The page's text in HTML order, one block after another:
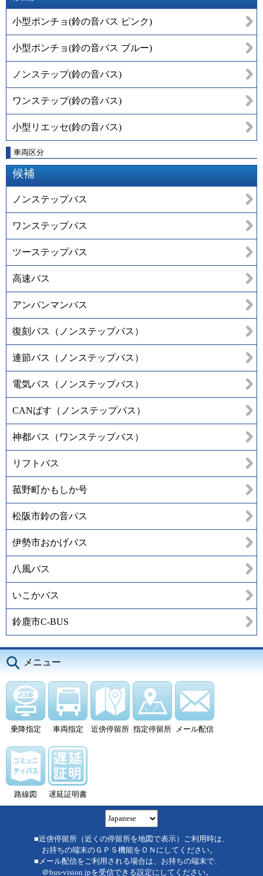
小型ポンチョ(鈴の音バス ピンク)
小型ポンチョ(鈴の音バス ブルー)
ノンステップ(鈴の音バス)
ワンステップ(鈴の音バス)
小型リエッセ(鈴の音バス)
車両区分
候補
ノンステップバス
ワンステップバス
ツーステップバス
高速バス
アンパンマンバス
復刻バス（ノンステップバス）
連節バス（ノンステップバス）
電気バス（ノンステップバス）
CANばす（ノンステップバス）
神都バス（ワンステップバス）
リフトバス
菰野町かもしか号
松阪市鈴の音バス
伊勢市おかげバス
八風バス
いこかバス
鈴鹿市C-BUS
メニュー
乗降指定 車両指定 近傍停留所 指定停留所 メール配信
路線図 遅延証明書
■近傍停留所（近くの停留所を地図で表示）ご利用時は、
お持ちの端末のＧＰＳ機能をＯＮにしてください。
■メール配信をご利用される場合は、お持ちの端末で、
＠bus-vision.jpを受信できる設定にしてください。